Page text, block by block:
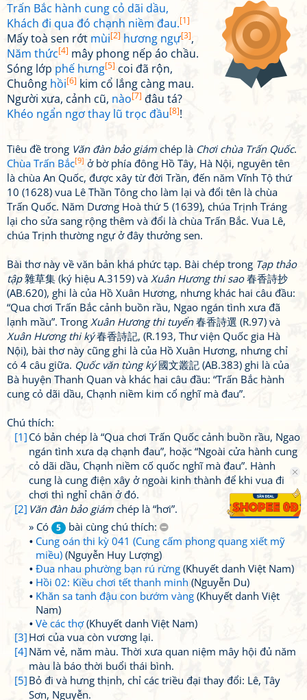
Trấn Bắc hành cung cỏ dãi dầu,
Khách đi qua đó chạnh niềm đau.[1]
Mấy toà sen rớt mùi[2] hương ngự[3],
Năm thức[4] mây phong nếp áo chầu.
Sóng lớp phế hưng[5] coi đã rộn,
Chuông hồi[6] kim cổ lắng càng mau.
Người xưa, cảnh cũ, nào[7] đâu tá?
Khéo ngẩn ngơ thay lũ trọc đầu[8]!
Tiêu đề trong Văn đàn bảo giám chép là Chơi chùa Trấn Quốc.
Chùa Trấn Bắc[9] ở bờ phía đông Hồ Tây, Hà Nội, nguyên tên
là chùa An Quốc, được xây từ đời Trần, đến năm Vĩnh Tộ thứ
10 (1628) vua Lê Thần Tông cho làm lại và đổi tên là chùa
Trấn Quốc. Năm Dương Hoà thứ 5 (1639), chúa Trịnh Tráng
lại cho sửa sang rộng thêm và đổi là chùa Trấn Bắc. Vua Lê,
chúa Trịnh thường ngự ở đây thưởng sen.
Bài thơ này về văn bản khá phức tạp. Bài chép trong Tạp thảo
tập雜草集 (ký hiệu A.3159) và Xuân Hương thi sao春香詩抄
(AB.620), ghi là của Hồ Xuân Hương, nhưng khác hai câu đầu:
“Qua chơi Trấn Bắc cảnh buồn rầu, Ngao ngán tình xưa đã
lạnh mầu”. Trong Xuân Hương thi tuyển春香詩選 (R.97) và
Xuân Hương thi ký春香詩記, (R.193, Thư viện Quốc gia Hà
Nội), bài thơ này cũng ghi là của Hồ Xuân Hương, nhưng chỉ
có 4 câu giữa. Quốc văn tùng ký國文叢記 (AB.383) ghi là của
Bà huyện Thanh Quan và khác hai câu đầu: “Trấn Bắc hành
cung cỏ dãi dầu, Chạnh niềm kim cổ nghĩ mà đau”.
Chú thích:
[1] Có bản chép là “Qua chơi Trấn Quốc cảnh buồn rầu, Ngao
ngán tình xưa dạ chạnh đau”, hoặc “Ngoài cửa hành cung
cỏ dãi dầu, Chạnh niềm cố quốc nghĩ mà đau”. Hành
cung là cung điện xây ở ngoài kinh thành để khi vua đi
chơi thì nghỉ chân ở đó.
[2] Văn đàn bảo giám chép là “hơi”.
» Có
5
bài cùng chú thích:
Cung oán thi kỳ 041 (Cung cấm phong quang xiết mỹ
miều) (Nguyễn Huy Lượng)
Đua nhau phường bạn rú rừng (Khuyết danh Việt Nam)
Hồi 02: Kiều chơi tết thanh minh (Nguyễn Du)
Khăn sa tanh đậu con bướm vàng (Khuyết danh Việt
Nam)
Vè các thợ(Khuyết danh Việt Nam)
[3] Hơi của vua còn vương lại.
[4] Năm vẻ, năm màu. Thời xưa quan niệm mây hội đủ năm
màu là báo thời buổi thái bình.
[5] Bỏ đi và hưng thịnh, chỉ các triều đại thay đổi: Lê, Tây
Sơn, Nguyễn.